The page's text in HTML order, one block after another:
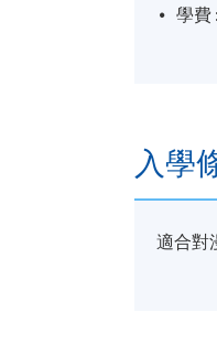
學費
入學
適合對